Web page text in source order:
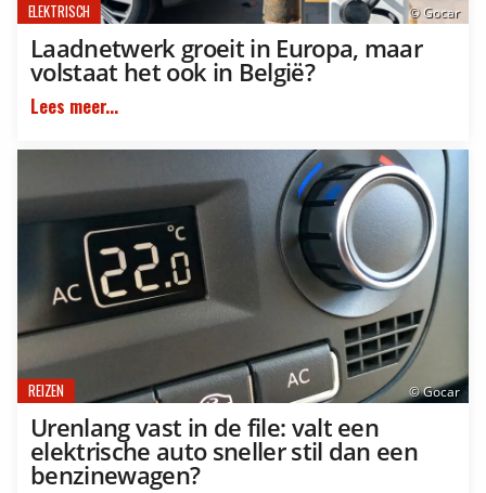
© Gocar
ELEKTRISCH
Laadnetwerk groeit in Europa, maar
volstaat het ook in België?
Lees meer...
© Gocar
REIZEN
Urenlang vast in de file: valt een
elektrische auto sneller stil dan een
benzinewagen?